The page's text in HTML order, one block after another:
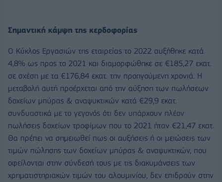
Σημαντική κάμψη της κερδοφορίας
Ο Κύκλος Εργασιών της εταιρείας το 2022 αυξήθηκε κατά
4,8% ως προς το 2021 και διαμορφώθηκε σε €185,27 εκατ.
σε σχέση με τα €176,84 εκατ. την προηγούμενη χρονιά. Η
μεταβολή αυτή προέρχεται από την αύξηση των πωλήσεων
δοχείων μπύρας & αναψυκτικών κατά €29,9 εκατ.
συνδυαστικά με το γεγονός ότι δεν υπάρχουν πλέον
πωλήσεις δοχείων τροφίμων που το 2021 ήταν €21,47 εκατ.
Θα πρέπει να σημειωθεί πως οι αυξήσεις ή οι μειώσεις των
τιμών πώλησης των δοχείων μπύρας & αναψυκτικών, που
οφείλονται στην σύνδεσή τους με τις διακυμάνσεις των
χρηματιστηριακών τιμών του αλουμινίου, δεν επιδρούν στην